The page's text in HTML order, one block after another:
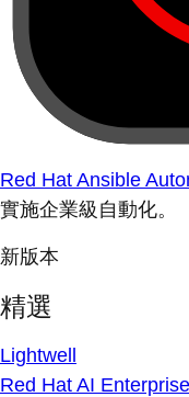
Red Hat Ansible
實施企業級自動化。
新版本
精選
Lightwell
Red Hat AI Enterprise